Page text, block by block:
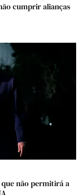
cumprir alianças
não permitirá a